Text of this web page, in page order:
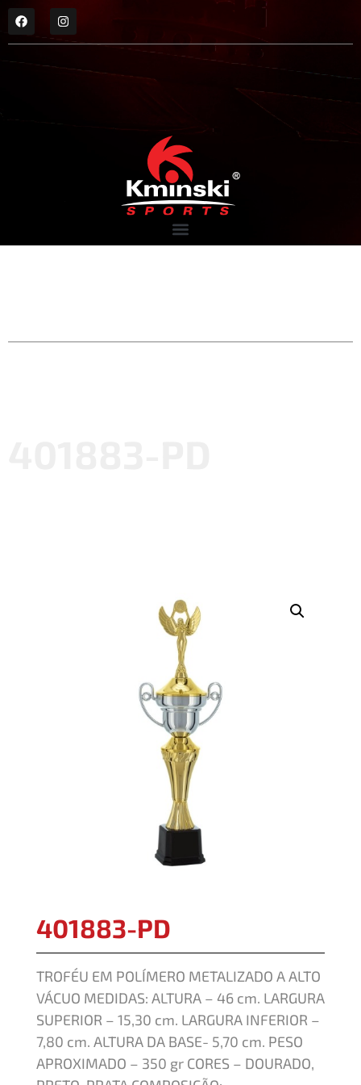
401883-PD
TROFÉU EM POLÍMERO METALIZADO A ALTO
VÁCUO MEDIDAS: ALTURA – 46 cm. LARGURA
SUPERIOR – 15,30 cm. LARGURA INFERIOR –
7,80 cm. ALTURA DA BASE- 5,70 cm. PESO
APROXIMADO – 350 gr CORES – DOURADO,